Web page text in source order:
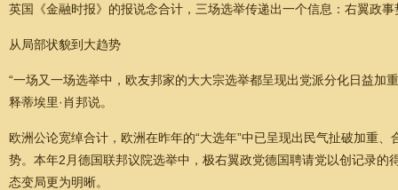
英国《金融时报》的报说念合计，三场选举传递出一个信息：右翼政
从局部状貌到大趋势
“一场又一场选举中，欧友邦家的大大宗选举都呈现出党派分化日益
释蒂埃里·肖邦说。
欧洲公论宽绰合计，欧洲在昨年的“大选年”中已呈现出民气扯破加重
势。本年2月德国联邦议院选举中，极右翼政党德国聘请党以创记录
态变局更为明晰。